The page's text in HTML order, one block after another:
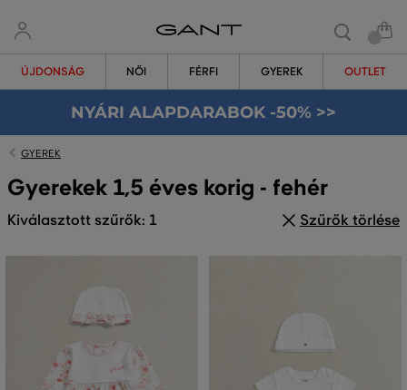
ÚJDONSÁG NŐI FÉRFI GYEREK OUTLET
NYÁRI ALAPDARABOK -50% >>
GYEREK
Gyerekek 1,5 éves korig - fehér
Kiválasztott szűrők: 1 Szűrők törlése